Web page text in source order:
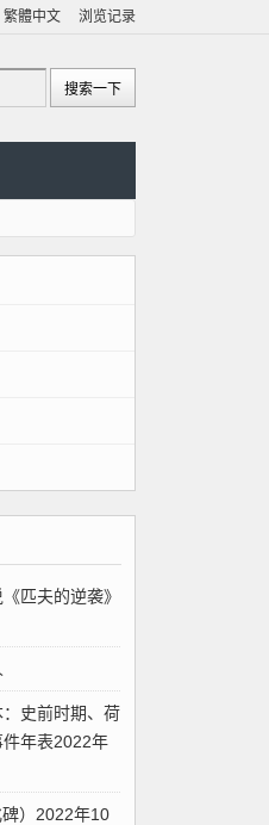
繁體中文 浏览记录
匹夫的逆袭》
史前时期、荷
年表2022年
）2022年10